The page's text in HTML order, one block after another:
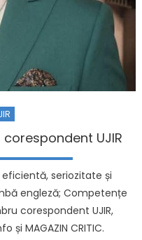
UJIR
seriozitate și
engleză; Competențe
corespondent UJIR,
și MAGAZIN CRITIC.